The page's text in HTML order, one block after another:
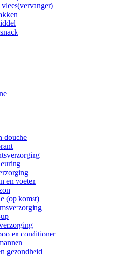
vlees(vervanger)
douche
en voeten
(op komst)
en conditioner
gezondheid